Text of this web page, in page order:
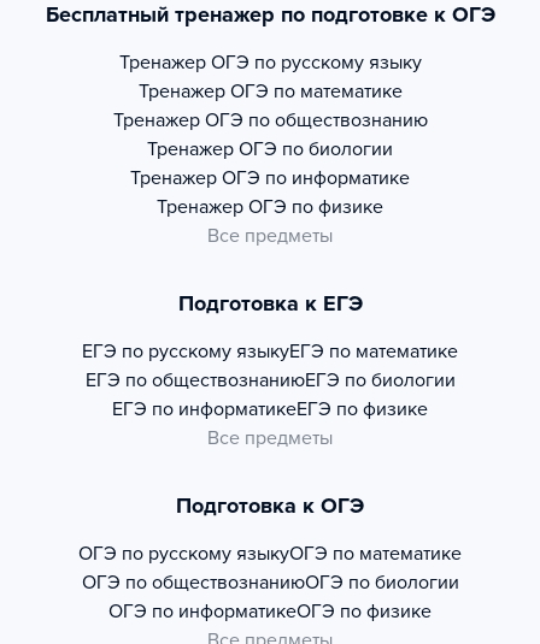
Бесплатный тренажер по подготовке к ОГЭ
Тренажер ОГЭ по русскому языку
Тренажер ОГЭ по математике
Тренажер ОГЭ по обществознанию
Тренажер ОГЭ по биологии
Тренажер ОГЭ по информатике
Тренажер ОГЭ по физике
Все предметы
Подготовка к ЕГЭ
ЕГЭ по русскому языкуЕГЭ по математике
ЕГЭ по обществознаниюЕГЭ по биологии
ЕГЭ по информатикеЕГЭ по физике
Все предметы
Подготовка к ОГЭ
ОГЭ по русскому языкуОГЭ по математике
ОГЭ по обществознаниюОГЭ по биологии
ОГЭ по информатикеОГЭ по физике